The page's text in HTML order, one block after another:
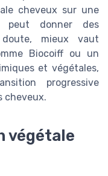
cheveux sur une
peut donner des
mieux vaut
Biocoiff ou un
et végétales,
progressive
cheveux.
végétale